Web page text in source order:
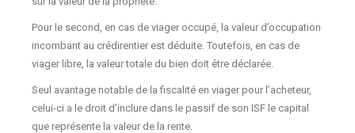
Pour le second, en cas de viager occupé, la valeur d’occupation
incombant au crédirentier est déduite. Toutefois, en cas de
viager libre, la valeur totale du bien doit être déclarée.
Seul avantage notable de la fiscalité en viager pour l’acheteur,
celui-ci a le droit d’inclure dans le passif de son ISF le capital
que représente la valeur de la rente.